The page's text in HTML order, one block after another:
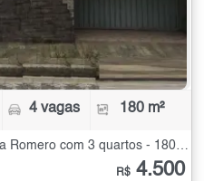
4 vagas 180 m²
Casa Térrea para Alugar na Vila Romero com 3 quartos - 180 m²
R$ 4.500